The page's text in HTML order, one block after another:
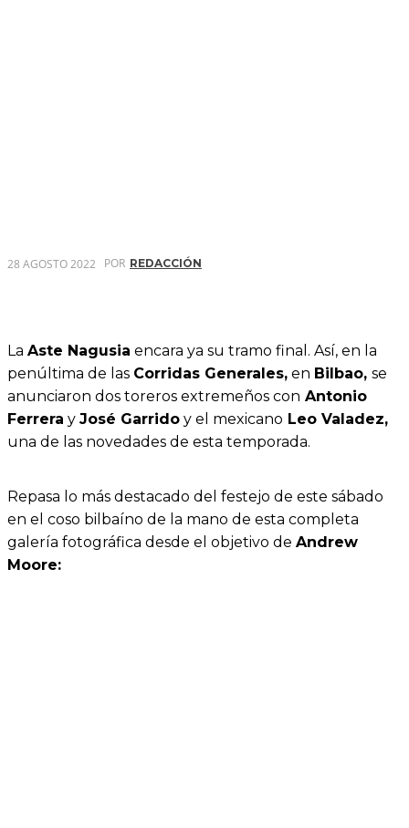
28 AGOSTO 2022 POR REDACCIÓN
La Aste Nagusia encara ya su tramo final. Así, en la
penúltima de las Corridas Generales, en Bilbao, se
anunciaron dos toreros extremeños con Antonio
Ferrera y José Garrido y el mexicano Leo Valadez,
una de las novedades de esta temporada.
Repasa lo más destacado del festejo de este sábado
en el coso bilbaíno de la mano de esta completa
galería fotográfica desde el objetivo de Andrew
Moore: